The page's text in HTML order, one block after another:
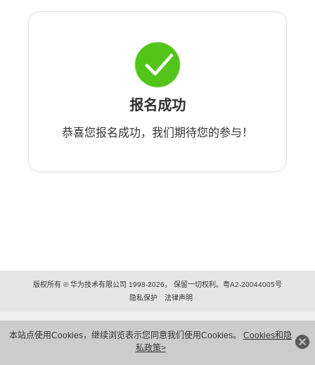
本站点使用Cookies，继续浏览表示您同意我们使用Cookies。 Cookies和隐
私政策>
报名成功
恭喜您报名成功，我们期待您的参与！
版权所有 © 华为技术有限公司 1998-2026。 保留一切权利。粤A2-20044005号
隐私保护
法律声明